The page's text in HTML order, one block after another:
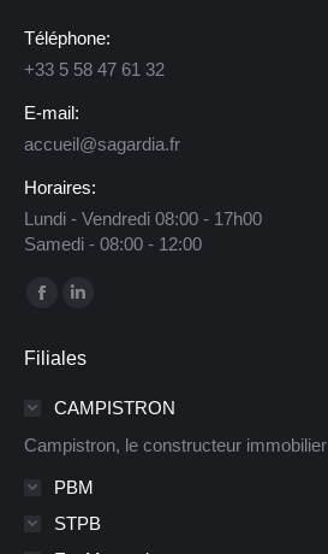
Téléphone:
+33 5 58 47 61 32
E-mail:
accueil@sagardia.fr
Horaires:
Lundi - Vendredi 08:00 - 17h00
Samedi - 08:00 - 12:00
Trouvez nous sur :
La
Facebook
s'ouvre
nouvelle
fenêtre
LinkedIn
s'ouvre
nouvelle
fenêtre
Filiales
CAMPISTRON
Campistron, le constructeur immobilier
PBM
STPB